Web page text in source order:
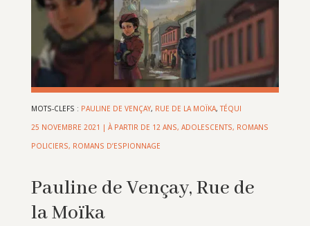
MOTS-CLEFS : PAULINE DE VENÇAY, RUE DE LA MOÏKA,TÉQUI
25 NOVEMBRE 2021 | À PARTIR DE 12 ANS, ADOLESCENTS, ROMANS
POLICIERS, ROMANS D’ESPIONNAGE
Pauline de Vençay, Rue de
la Moïka